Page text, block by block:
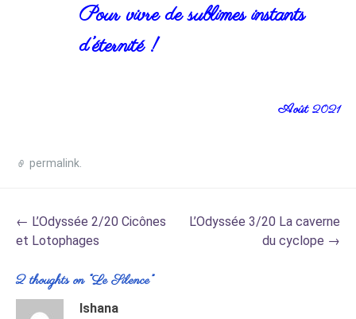
Pour vivre de sublimes instants
d’éternité !
Août 2021
permalink.
Post
navigation
← L’Odyssée 2/20 Cicônes
et Lotophages
L’Odyssée 3/20 La caverne
du cyclope →
2 thoughts on “Le Silence”
Ishana